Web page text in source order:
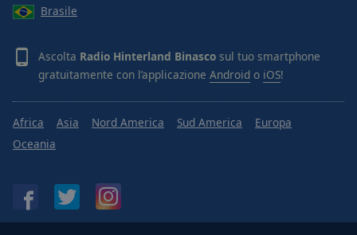
Brasile
Ascolta Radio Hinterland Binasco sul tuo smartphone
gratuitamente con l’applicazione Android o iOS!
Africa Asia Nord America Sud America
Europa
Oceania